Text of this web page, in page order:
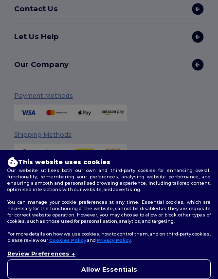
Contact Us
Let Us Help
Our Company
Payment Methods
Shipping Methods
2026. All Rights Reserved
Terms & Conditions| Customization Policy
Policy|Site Map
Follow Us
This website uses cookies
Our website utilises both our own and third-party cookies for enhancing overall
functionality, remembering your preferences, analysing website performance, and
ensuring a smooth and personalised browsing experience, including tailored content,
optimised interactions with our website, and advertising.
You can manage your cookie preferences at any time. Essential cookies, which are
necessary for the functioning of the website, cannot be disabled as they are requisite
for correct website operation. However, you may choose to allow or block other types of
cookies, such as those used for personalisation, analytics, and targeting.
For more details on how we use cookies, how to control them, and on third-party cookies,
please review ourCookies Policyand Privacy Policy.
Review Preferences
Allow Essentials
nebo obavy, můžete nás